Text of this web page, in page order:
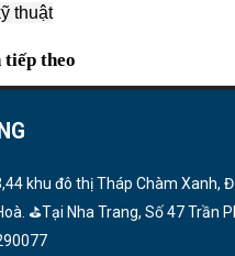
thuật
theo
khu đô thị Tháp Chàm Xanh,
⛳️Tại Nha Trang, Số 47 Trần